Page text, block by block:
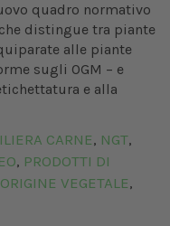
quadro normativo
distingue tra piante
alle piante
sugli OGM – e
e alla
CARNE, NGT,
, PRODOTTI DI
VEGETALE,